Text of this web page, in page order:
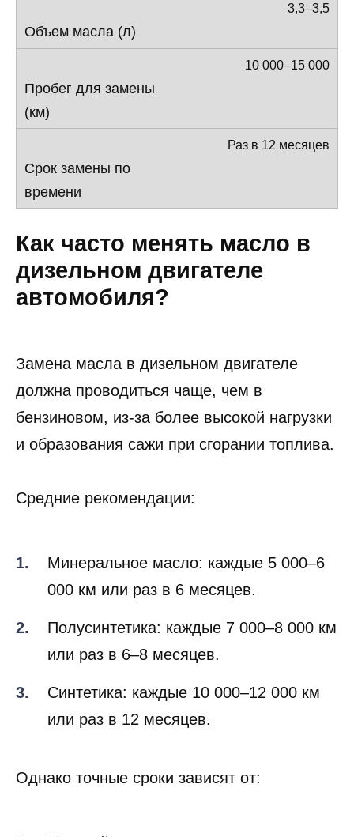
3,3–3,5
10 000–15 000
Раз в 12 месяцев
Как часто менять масло в
дизельном двигателе
автомобиля?
Замена масла в дизельном двигателе
должна проводиться чаще, чем в
бензиновом, из-за более высокой нагрузки
и образования сажи при сгорании топлива.
Средние рекомендации:
Минеральное масло: каждые 5 000–6
000 км или раз в 6 месяцев.
Полусинтетика: каждые 7 000–8 000 км
или раз в 6–8 месяцев.
Синтетика: каждые 10 000–12 000 км
или раз в 12 месяцев.
Однако точные сроки зависят от: